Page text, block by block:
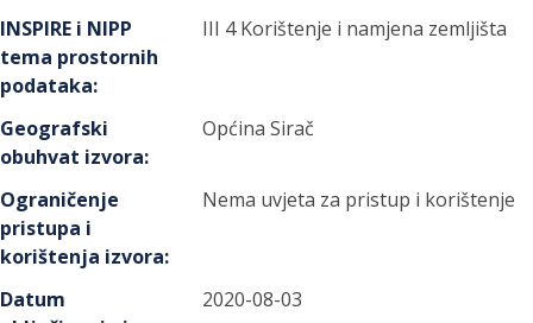
INSPIRE i NIPP
tema prostornih
podataka:
III 4 Korištenje i namjena zemljišta
Geografski
obuhvat izvora:
Općina Sirač
Ograničenje
pristupa i
korištenja izvora:
Nema uvjeta za pristup i korištenje
Datum
2020-08-03